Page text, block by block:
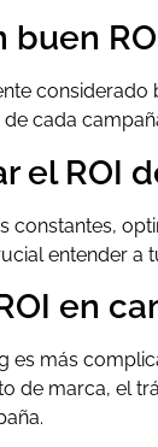
buen
cada
el ROI
constantes,
entender
en
es más
de marca, el